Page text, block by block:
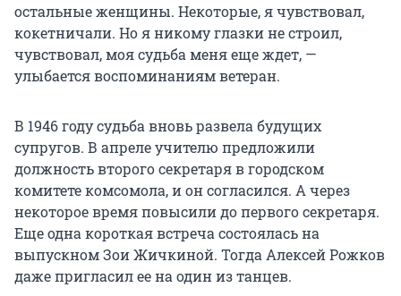
остальные женщины. Некоторые, я чувствовал,
кокетничали. Но я никому глазки не строил,
чувствовал, моя судьба меня еще ждет, —
улыбается воспоминаниям ветеран.
В 1946 году судьба вновь развела будущих
супругов. В апреле учителю предложили
должность второго секретаря в городском
комитете комсомола, и он согласился. А через
некоторое время повысили до первого секретаря.
Еще одна короткая встреча состоялась на
выпускном Зои Жичкиной. Тогда Алексей Рожков
даже пригласил ее на один из танцев.